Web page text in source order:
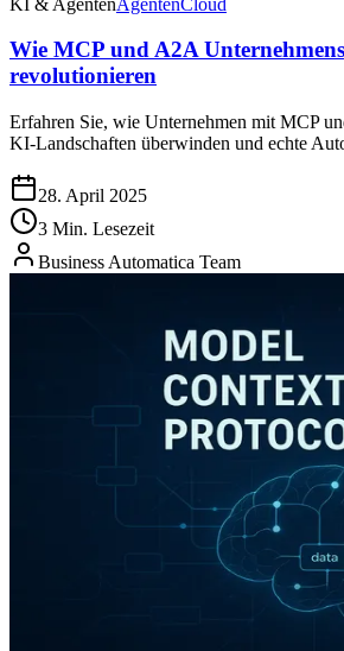
Wie MCP und A2A
revolutionieren
Erfahren Sie, wie Unternehmen mit MCP
KI-Landschaften überwinden und echte
28. April 2025
3 Min. Lesezeit
Business Automatica Team